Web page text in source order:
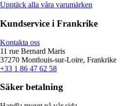
Upptäck alla våra varumärken
Kundservice i Frankrike
Kontakta oss
11 rue Bernard Maris
37270 Montlouis-sur-Loire, Frankrike
+33 1 86 47 62 58
Säker betalning